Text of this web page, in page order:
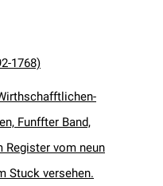
1768)
Funffter Band,
Register vom neun
Stuck versehen.